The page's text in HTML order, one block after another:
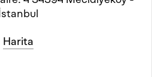
İstanbul
Harita